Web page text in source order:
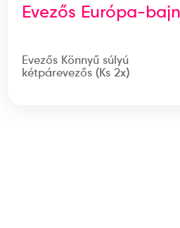
Evezős Európa-
Evezős Könnyű súlyú
kétpárevezős (Ks 2x)